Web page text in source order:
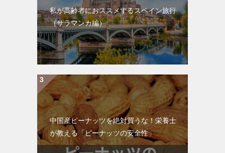
私が高齢者におススメするスペイン旅行
（サラマンカ編）
中国産ピーナッツを絶対買うな！栄養士
が教える「ピーナッツの安全性」